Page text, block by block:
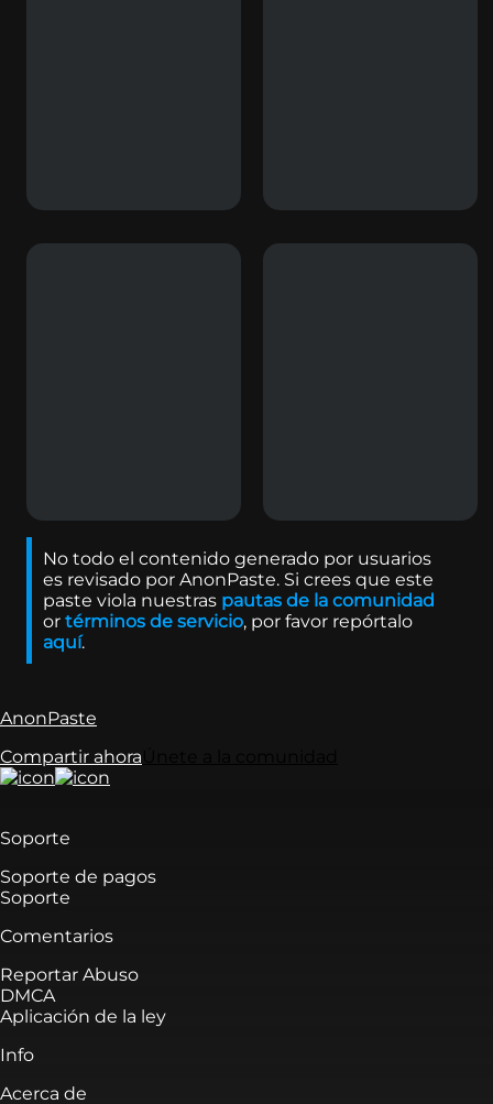
No todo el contenido generado por usuarios
es revisado por AnonPaste. Si crees que este
paste viola nuestras pautas de la comunidad
or términos de servicio, por favor repórtalo
aquí.
AnonPaste
Compartir ahora
Soporte
Soporte de pagos
Soporte
Comentarios
Reportar Abuso
DMCA
Aplicación de la ley
Info
Acerca de